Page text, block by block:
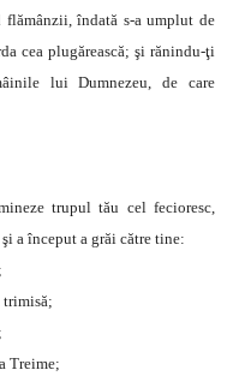
îndată s-a umplut de
cea plugărească; şi rănindu-ţi
lui Dumnezeu, de care
trupul tău cel fecioresc,
a început a grăi către tine:
trimisă;
Treime;